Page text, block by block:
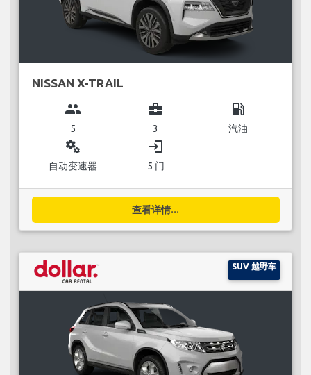
NISSAN X-TRAIL
group
5
business_center
3
local_gas_station
汽油
miscellaneous_services
自动变速器
login
5 门
查看详情...
SUV 越野车